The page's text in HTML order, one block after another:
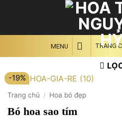
MENU TRANG
-19%
Trang chủ / Hoa bó đẹp
Bó hoa sao tím